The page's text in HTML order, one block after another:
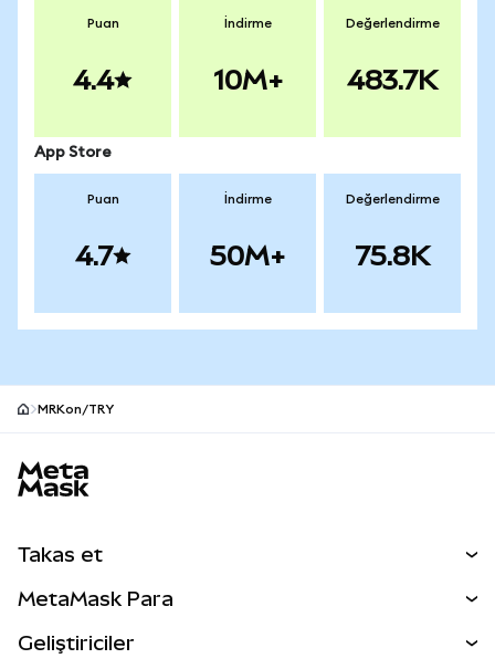
Puan
4.4
İndirme
10M+
Değerlendirme
483.7K
App Store
Puan
4.7
İndirme
50M+
Değerlendirme
75.8K
MRKon/TRY
Takas et
Perps
MetaMask Para
Geliştiriciler